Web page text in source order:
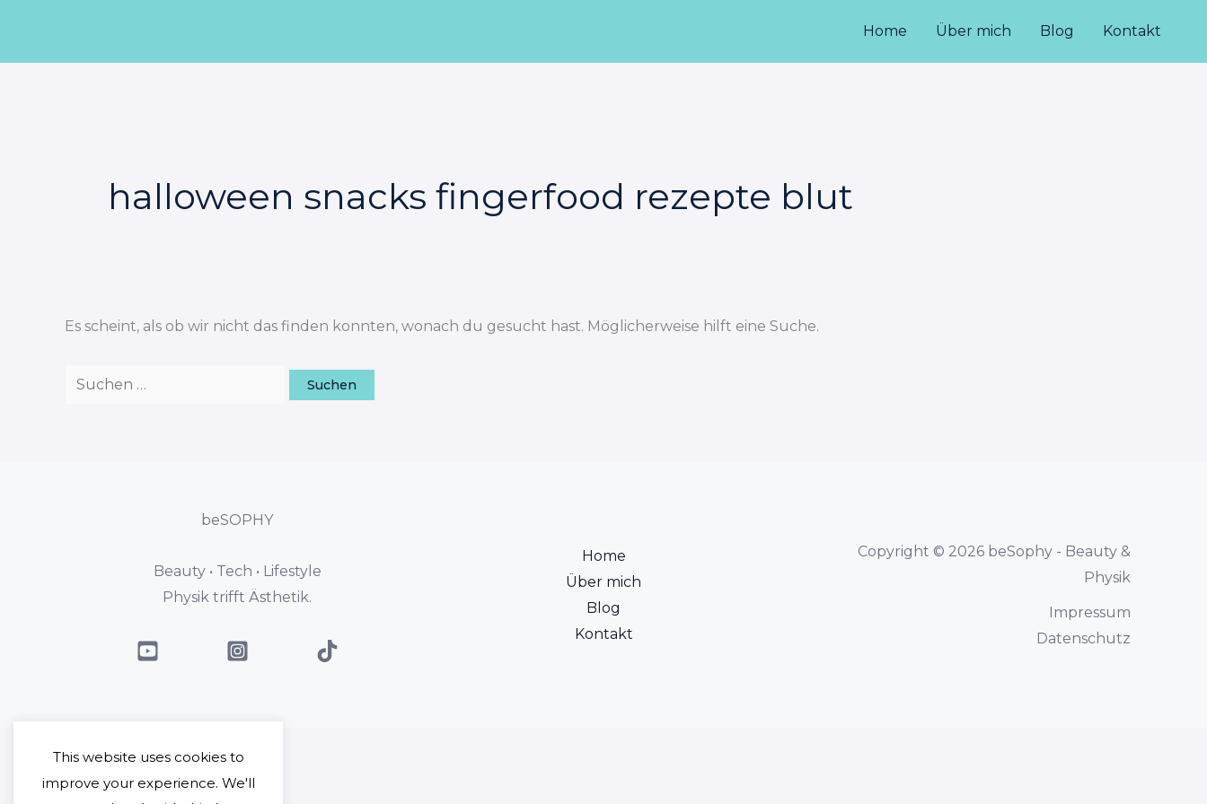
springen
Home Über mich Blog Kontakt
halloween snacks fingerfood rezepte blut
Es scheint, als ob wir nicht das finden konnten, wonach du gesucht hast. Möglicherweise hilft eine Suche.
beSOPHY
Beauty • Tech • Lifestyle
Physik trifft Ästhetik.
Home
Über mich
Blog
Kontakt
Copyright © 2026 beSophy - Beauty &
Physik
Impressum
Datenschutz
This website uses cookies to
improve your experience. We'll